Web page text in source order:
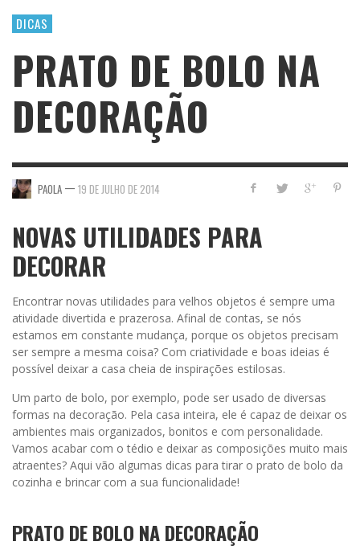
DICAS
PRATO DE BOLO NA
DECORAÇÃO
PAOLA — 19 DE JULHO DE 2014
NOVAS UTILIDADES PARA
DECORAR
Encontrar novas utilidades para velhos objetos é sempre uma
atividade divertida e prazerosa. Afinal de contas, se nós
estamos em constante mudança, porque os objetos precisam
ser sempre a mesma coisa? Com criatividade e boas ideias é
possível deixar a casa cheia de inspirações estilosas.
Um parto de bolo, por exemplo, pode ser usado de diversas
formas na decoração. Pela casa inteira, ele é capaz de deixar os
ambientes mais organizados, bonitos e com personalidade.
Vamos acabar com o tédio e deixar as composições muito mais
atraentes? Aqui vão algumas dicas para tirar o prato de bolo da
cozinha e brincar com a sua funcionalidade!
PRATO DE BOLO NA DECORAÇÃO